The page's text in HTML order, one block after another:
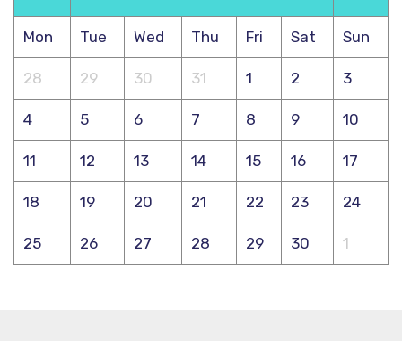
Mon Tue Wed Thu Fri Sat Sun
28 29 30 31 1 2 3
4 5 6 7 8 9 10
11 12 13 14 15 16 17
18 19 20 21 22 23 24
25 26 27 28 29 30 1